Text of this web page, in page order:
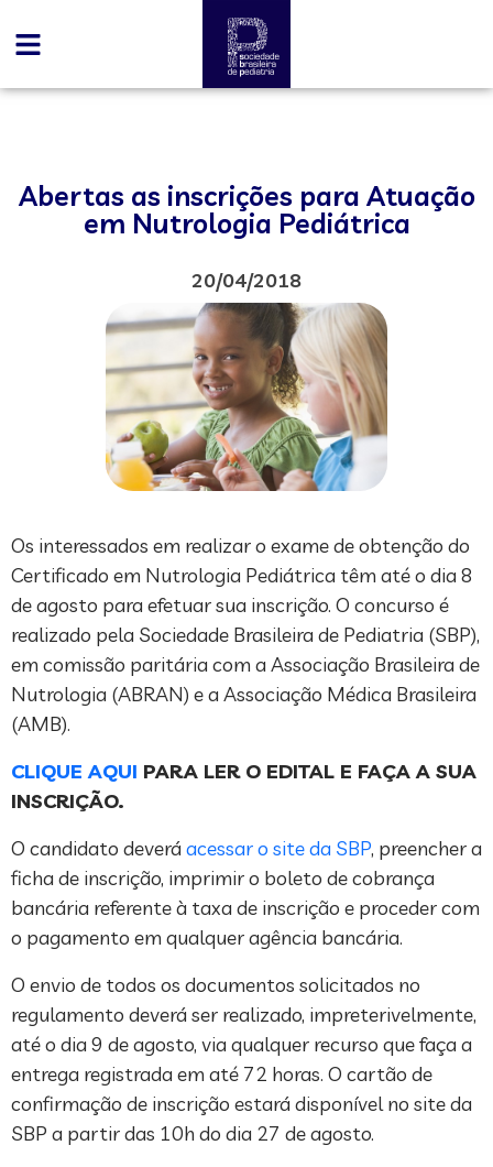
Abertas as inscrições para Atuação
em Nutrologia Pediátrica
20/04/2018
Os interessados em realizar o exame de obtenção do
Certificado em Nutrologia Pediátrica têm até o dia 8
de agosto para efetuar sua inscrição. O concurso é
realizado pela Sociedade Brasileira de Pediatria (SBP),
em comissão paritária com a Associação Brasileira de
Nutrologia (ABRAN) e a Associação Médica Brasileira
(AMB).
CLIQUE AQUI PARA LER O EDITAL E FAÇA A SUA
INSCRIÇÃO.
O candidato deverá acessar o site da SBP, preencher a
ficha de inscrição, imprimir o boleto de cobrança
bancária referente à taxa de inscrição e proceder com
o pagamento em qualquer agência bancária.
O envio de todos os documentos solicitados no
regulamento deverá ser realizado, impreterivelmente,
até o dia 9 de agosto, via qualquer recurso que faça a
entrega registrada em até 72 horas. O cartão de
confirmação de inscrição estará disponível no site da
SBP a partir das 10h do dia 27 de agosto.